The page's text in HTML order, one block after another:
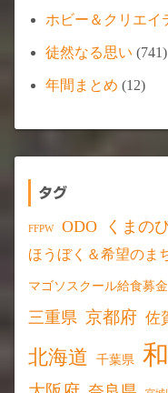
ホビー＆クリエイ
徒然なる思い (741)
年間まとめ (12)
タグ
FFPW ODO くまの
ほうぼく＆希望のま
マゴソスクール給食募金
三重県 京都府 佐
北海道
千葉県